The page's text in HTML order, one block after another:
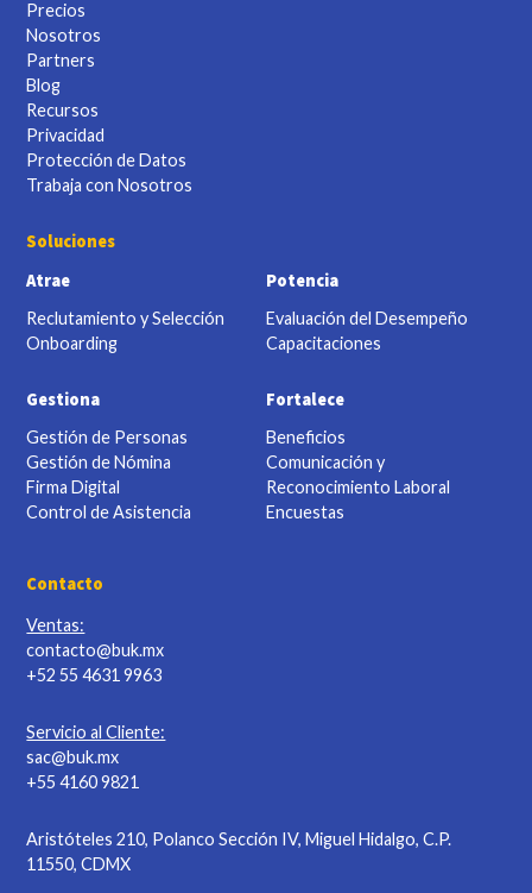
Menú
Servicios
Precios
Nosotros
Blog
Privacidad
Protección de Datos
Trabaja con Nosotros
Soluciones
Atrae
Reclutamiento y Selección
Onboarding
Gestiona
Gestión de Personas
Gestión de Nómina
Firma Digital
Potencia
Evaluación del Desempeño
Capacitaciones
Contacto
Ventas:
contacto@buk.mx